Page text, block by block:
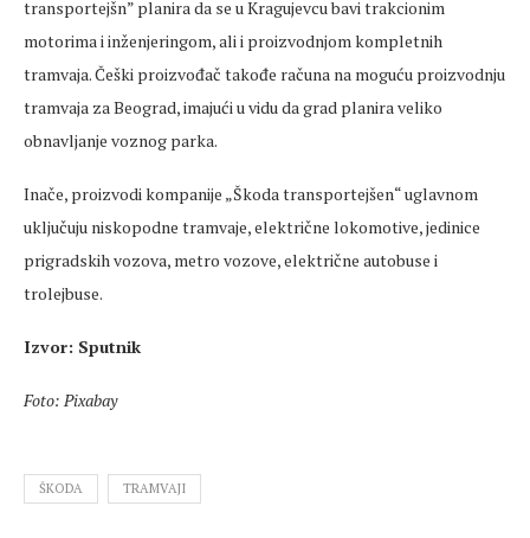
transportejšn” planira da se u Kragujevcu bavi trakcionim
motorima i inženjeringom, ali i proizvodnjom kompletnih
tramvaja. Češki proizvođač takođe računa na moguću proizvodnju
tramvaja za Beograd, imajući u vidu da grad planira veliko
obnavljanje voznog parka.
Inače, proizvodi kompanije „Škoda transportejšen“ uglavnom
uključuju niskopodne tramvaje, električne lokomotive, jedinice
prigradskih vozova, metro vozove, električne autobuse i
trolejbuse.
Izvor: Sputnik
Foto: Pixabay
ŠKODA TRAMVAJI